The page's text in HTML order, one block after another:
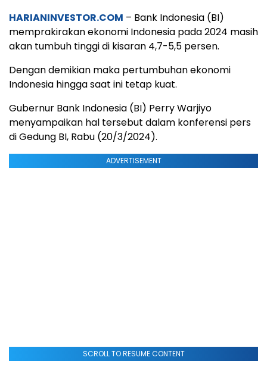
HARIANINVESTOR.COM – Bank Indonesia (BI)
memprakirakan ekonomi Indonesia pada 2024 masih
akan tumbuh tinggi di kisaran 4,7-5,5 persen.
Dengan demikian maka pertumbuhan ekonomi
Indonesia hingga saat ini tetap kuat.
Gubernur Bank Indonesia (BI) Perry Warjiyo
menyampaikan hal tersebut dalam konferensi pers
di Gedung BI, Rabu (20/3/2024).
ADVERTISEMENT
SCROLL TO RESUME CONTENT